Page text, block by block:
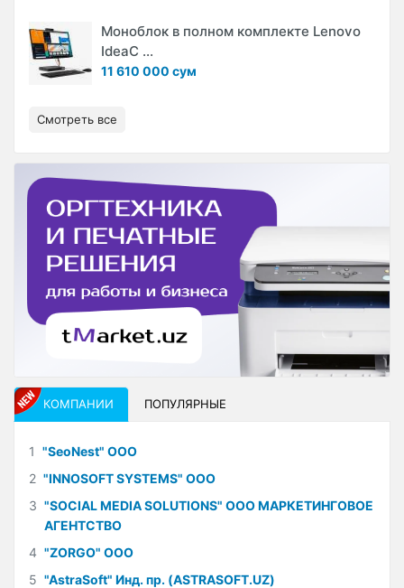
Моноблок в полном комплекте Lenovo
IdeaC ...
11 610 000 сум
Смотреть все
КОМПАНИИ ПОПУЛЯРНЫЕ
1 "SeoNest" ООО
2 "INNOSOFT SYSTEMS" ООО
3 "SOCIAL MEDIA SOLUTIONS" ООО МАРКЕТИНГОВОЕ
АГЕНТСТВО
4 "ZORGO" ООО
5 "AstraSoft" Инд. пр. (ASTRASOFT.UZ)